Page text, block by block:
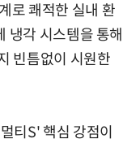
로 쾌적한 실내 환
냉각 시스템을 통해
빈틈없이 시원한
티S' 핵심 강점이